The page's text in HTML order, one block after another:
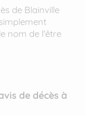
de Blainville
nom de l'être
de décès à